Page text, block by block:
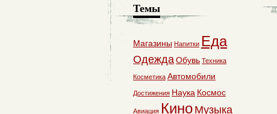
Темы
Магазины Напитки Еда
ОдеждаОбувь Техника
Косметика Автомобили
Достижения Наука Космос
Авиация Кино Музыка